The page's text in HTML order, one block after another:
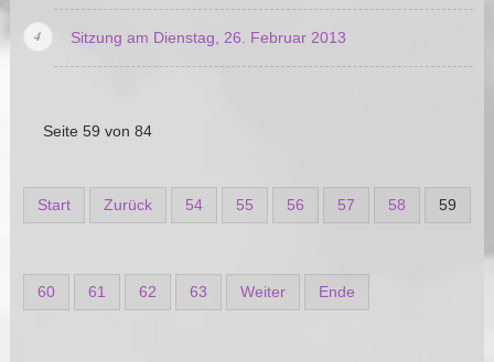
Sitzung am Dienstag, 26. Februar 2013
Seite 59 von 84
Start Zurück 54 55 56 57 58 59
60 61 62 63 Weiter Ende